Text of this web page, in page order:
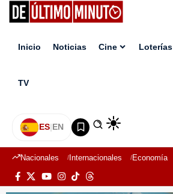
Inicio Noticias Cine Loterías
TV
ES|EN
Nacionales Internacionales Economía